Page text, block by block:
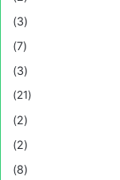
(3)
(7)
(3)
(21)
(2)
(2)
(8)